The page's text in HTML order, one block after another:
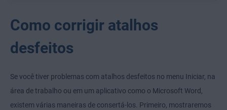
Como corrigir atalhos
desfeitos
Se você tiver problemas com atalhos desfeitos no menu Iniciar, na
área de trabalho ou em um aplicativo como o Microsoft Word,
existem várias maneiras de consertá-los. Primeiro, mostraremos